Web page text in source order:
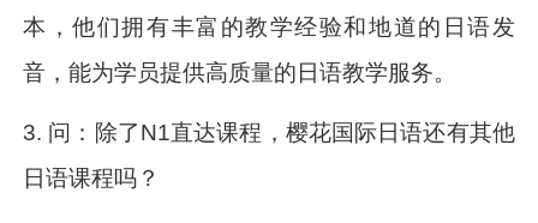
本，他们拥有丰富的教学经验和地道的日语发
音，能为学员提供高质量的日语教学服务。
3. 问：除了N1直达课程，樱花国际日语还有其他
日语课程吗？